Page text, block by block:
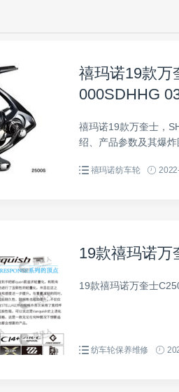
禧玛诺19款万
000SDHHG
禧玛诺19款万奎士，
绍、产品参数及其爆
禧玛诺纺车轮
19款禧玛诺万
19款禧玛诺万奎士
纺车轮保养维修